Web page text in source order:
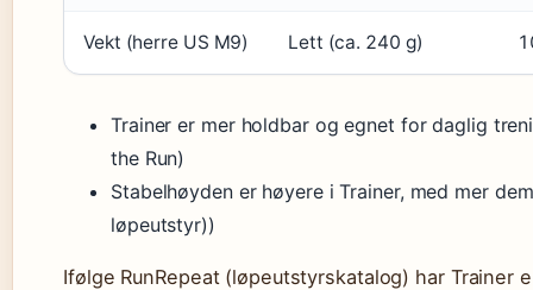
Vekt (herre US M9) Lett (ca. 240 g)
Trainer er mer holdbar og egnet for daglig
the Run)
Stabelhøyden er høyere i Trainer, med mer
løpeutstyr))
Ifølge RunRepeat (løpeutstyrskatalog) har Trainer